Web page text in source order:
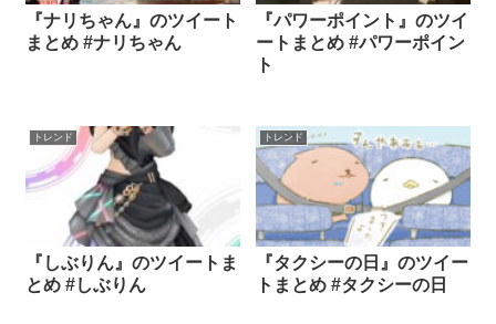
『ナリちゃん』のツイート
まとめ #ナリちゃん
『パワーポイント』のツイ
ートまとめ #パワーポイン
ト
トレンド
『しぶりん』のツイートま
とめ #しぶりん
トレンド
『タクシーの日』のツイー
トまとめ #タクシーの日